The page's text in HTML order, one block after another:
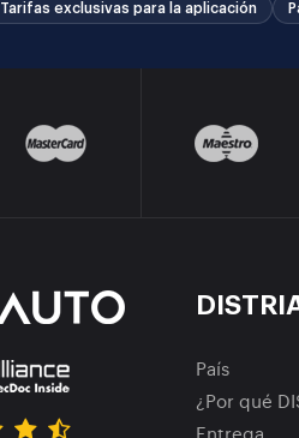
Tarifas exclusivas para la aplicación
País
¿Por qué
Entrega